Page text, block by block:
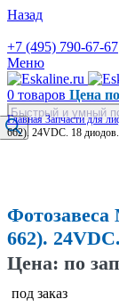
Назад
+7 (495) 790-67-67
Меню
0 товаров Цена
Поиск
товаров
ГлавнаяЗапчасти для
662). 24VDC. 18
Фотозавеса
662).
Цена: по
под заказ